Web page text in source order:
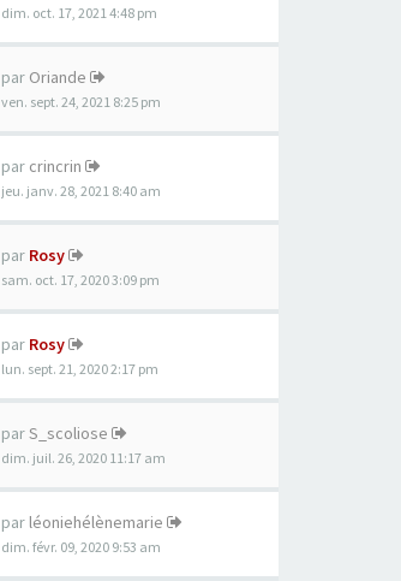
dim. oct. 17, 2021 4:48 pm
par Oriande
ven. sept. 24, 2021 8:25 pm
par crincrin
jeu. janv. 28, 2021 8:40 am
par Rosy
sam. oct. 17, 2020 3:09 pm
par Rosy
lun. sept. 21, 2020 2:17 pm
parS_scoliose
dim. juil. 26, 2020 11:17 am
par léoniehélènemarie
dim. févr. 09, 2020 9:53 am